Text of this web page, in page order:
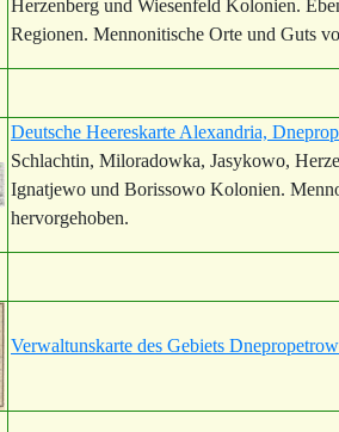
Herzenberg und Wiesenfeld Kolonien.
Regionen. Mennonitische Orte und Guts
Deutsche Heereskarte Alexandria,
Schlachtin, Miloradowka, Jasykowo,
Ignatjewo und Borissowo Kolonien.
hervorgehoben.
Verwaltunskarte des Gebiets